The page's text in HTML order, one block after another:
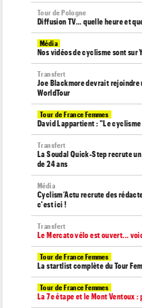
Tour de Pologne
Diffusion TV... quelle heure et
Média
Nos vidéos de cyclisme sont sur
Transfert
Joe Blackmore devrait rejoindre
WorldTour
Tour de France Femmes
David Lappartient : "Le
Transfert
La Soudal Quick-Step recrute
de 24 ans
Média
Cyclism’Actu recrute des
c'est ici !
Transfert
Le Mercato vélo est ouvert...
Tour de France Femmes
La startlist complète du Tour
Tour de France Femmes
La 7e étape et le Mont Ventoux